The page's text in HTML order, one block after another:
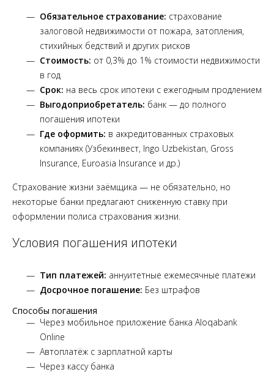
Обязательное страхование: страхование
залоговой недвижимости от пожара, затопления,
стихийных бедствий и других рисков
Стоимость: от 0,3% до 1% стоимости недвижимости
в год
Срок: на весь срок ипотеки с ежегодным продлением
Выгодоприобретатель: банк — до полного
погашения ипотеки
Где оформить: в аккредитованных страховых
компаниях (Узбекинвест, Ingo Uzbekistan, Gross
Insurance, Euroasia Insurance и др.)
Страхование жизни заёмщика — не обязательно, но
некоторые банки предлагают сниженную ставку при
оформлении полиса страхования жизни.
Условия погашения ипотеки
Тип платежей: аннуитетные ежемесячные платежи
Досрочное погашение: Без штрафов
Способы погашения
Через мобильное приложение банка Aloqabank
Online
Автоплатёж с зарплатной карты
Через кассу банка